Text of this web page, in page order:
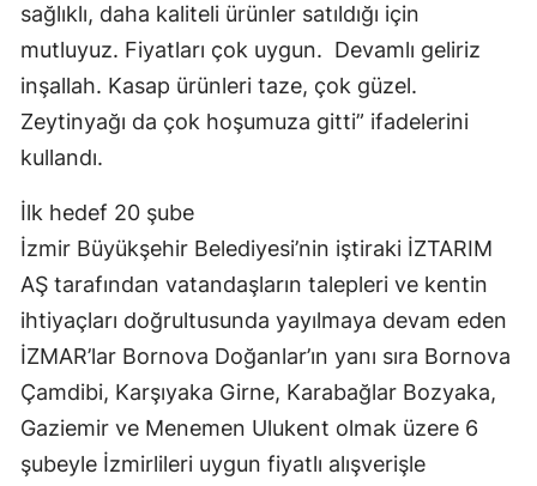
sağlıklı, daha kaliteli ürünler satıldığı için
mutluyuz. Fiyatları çok uygun. Devamlı geliriz
inşallah. Kasap ürünleri taze, çok güzel.
Zeytinyağı da çok hoşumuza gitti” ifadelerini
kullandı.
İlk hedef 20 şube
İzmir Büyükşehir Belediyesi’nin iştiraki İZTARIM
AŞ tarafından vatandaşların talepleri ve kentin
ihtiyaçları doğrultusunda yayılmaya devam eden
İZMAR’lar Bornova Doğanlar’ın yanı sıra Bornova
Çamdibi, Karşıyaka Girne, Karabağlar Bozyaka,
Gaziemir ve Menemen Ulukent olmak üzere 6
şubeyle İzmirlileri uygun fiyatlı alışverişle